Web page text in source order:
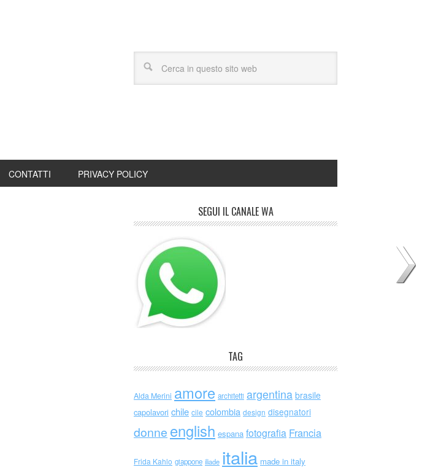
CONTATTI PRIVACY POLICY
SEGUI IL CANALE WA
TAG
Alda Merini amore architetti argentina brasile
capolavori chile cile colombia design disegnatori
donne english espana fotografia Francia
Frida Kahlo giappone iliade italia made in italy